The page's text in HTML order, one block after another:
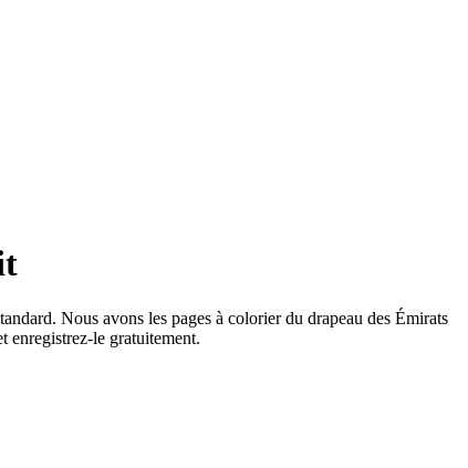
Nous avons les pages à colorier du drapeau des Émirats
enregistrez-le gratuitement.